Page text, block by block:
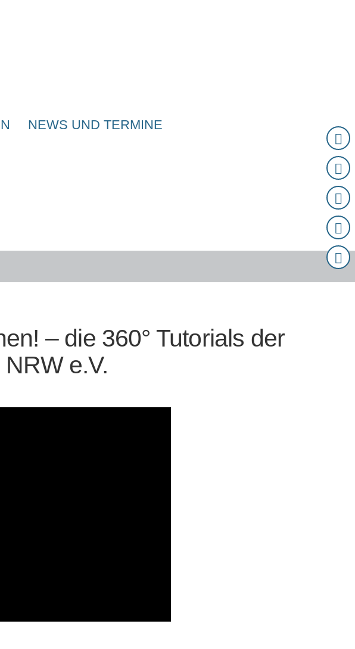
NEWS UND TERMINE
– die 360° Tutorials der
e.V.